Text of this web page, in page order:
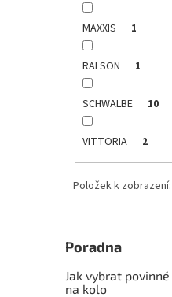
MAXXIS 1
RALSON 1
SCHWALBE 10
VITTORIA 2
Položek k zobrazení:
Poradna
Jak vybrat
na kolo